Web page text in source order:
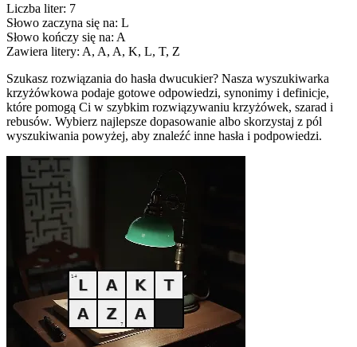
Liczba liter: 7
Słowo zaczyna się na: L
Słowo kończy się na: A
Zawiera litery: A, A, A, K, L, T, Z
Szukasz rozwiązania do hasła dwucukier? Nasza wyszukiwarka
krzyżówkowa podaje gotowe odpowiedzi, synonimy i definicje,
które pomogą Ci w szybkim rozwiązywaniu krzyżówek, szarad i
rebusów. Wybierz najlepsze dopasowanie albo skorzystaj z pól
wyszukiwania powyżej, aby znaleźć inne hasła i podpowiedzi.